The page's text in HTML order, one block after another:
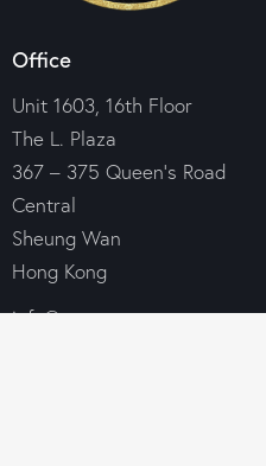
Office
Unit 1603, 16th Floor
The L. Plaza
367 – 375 Queen’s Road
Central
Sheung Wan
Hong Kong
info@croesus-group.com